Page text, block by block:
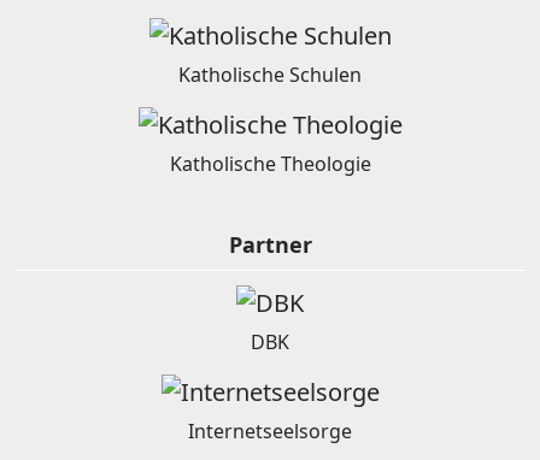
Katholische Schulen
Katholische Theologie
Partner
DBK
Internetseelsorge